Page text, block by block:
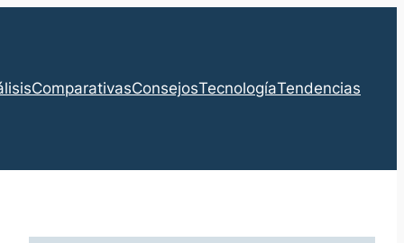
ComparativasConsejosTecnologíaTendencias